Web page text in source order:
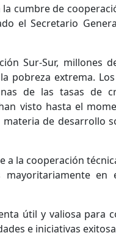
cumbre de
el Secretario
Sur-Sur, millones
pobreza extrema.
de las tasas de
visto hasta el
de desarrollo
a la cooperación
mayoritariamente en
útil y valiosa para
e iniciativas